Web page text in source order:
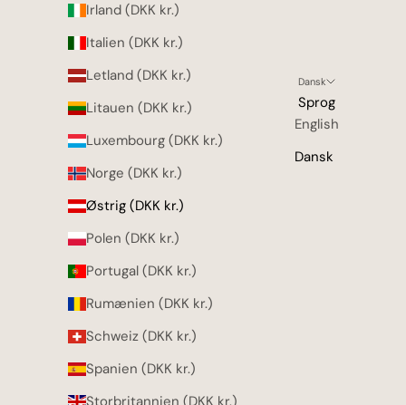
Irland (DKK kr.)
Italien (DKK kr.)
Letland (DKK kr.)
Litauen (DKK kr.)
Luxembourg (DKK kr.)
Norge (DKK kr.)
Østrig (DKK kr.)
Polen (DKK kr.)
Portugal (DKK kr.)
Rumænien (DKK kr.)
Schweiz (DKK kr.)
Spanien (DKK kr.)
Dansk
Sprog
English
Dansk